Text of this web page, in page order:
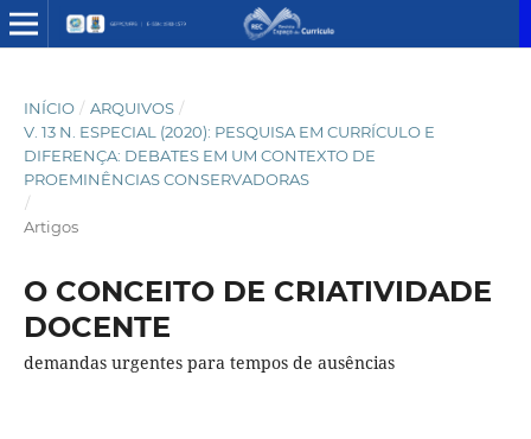
INÍCIO / ARQUIVOS /
V. 13 N. ESPECIAL (2020): PESQUISA EM CURRÍCULO E
DIFERENÇA: DEBATES EM UM CONTEXTO DE
PROEMINÊNCIAS CONSERVADORAS
/
Artigos
O CONCEITO DE CRIATIVIDADE
DOCENTE
demandas urgentes para tempos de ausências